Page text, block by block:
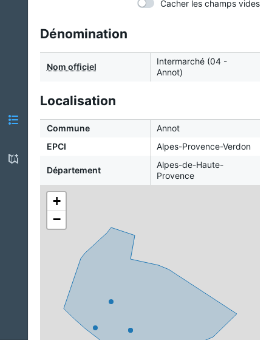
Cacher les champs vides
Dénomination
Nom officiel
Intermarché (04 -
Annot)
Localisation
Commune
Annot
EPCI
Alpes-Provence-Verdon
Département
Alpes-de-Haute-
Provence
+
−